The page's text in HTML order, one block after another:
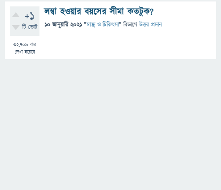
+1
টি ভোট
32,709 বার
দেখা হয়েছে
লম্বা হওয়ার বয়সের সীমা কতটুক?
10 জানুয়ারি 2021 "স্বাস্থ্য ও চিকিৎসা" বিভাগে উত্তর প্রদান